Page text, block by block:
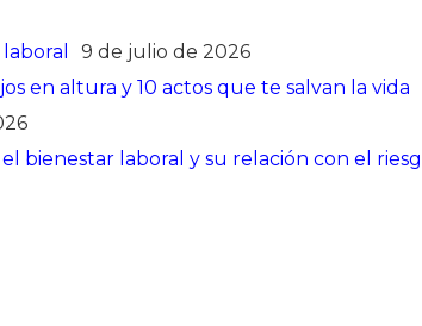
9 de julio de 2026
en altura y 10 actos que te salvan la vida
bienestar laboral y su relación con el